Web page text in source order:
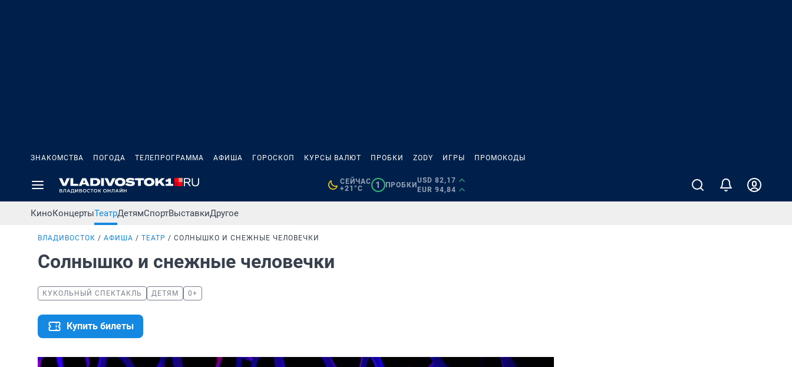
ЗНАКОМСТВА ПОГОДА ТЕЛЕПРОГРАММА АФИША ГОРОСКОП КУРСЫ ВАЛЮТ ПРОБКИ ZODY ИГРЫ ПРОМОКОДЫ
СЕЙЧАС
+21°C
1 ПРОБКИ
USD 82,17
EUR 94,84
КиноКонцертыТеатрДетямСпортВыставкиДругое
ВЛАДИВОСТОК АФИША ТЕАТР СОЛНЫШКО И СНЕЖНЫЕ ЧЕЛОВЕЧКИ
Солнышко и снежные человечки
КУКОЛЬНЫЙ СПЕКТАКЛЬ ДЕТЯМ 0+
Купить билеты